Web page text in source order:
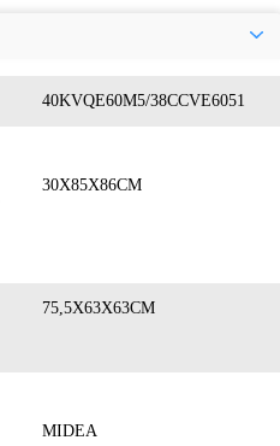
40KVQE60M5/38CCVE6051
30X85X86CM
75,5X63X63CM
MIDEA